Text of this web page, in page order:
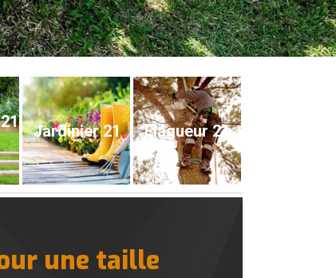
Jardinier 21 Elagueur 21
une taille